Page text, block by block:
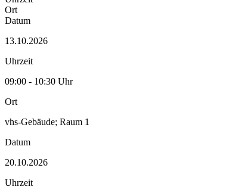
Ort
Datum
13.10.2026
Uhrzeit
09:00 - 10:30 Uhr
Ort
vhs-Gebäude; Raum 1
Datum
20.10.2026
Uhrzeit